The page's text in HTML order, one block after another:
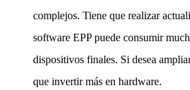
complejos. Tiene que realizar
software EPP puede consumir
dispositivos finales. Si desea
que invertir más en hardware.